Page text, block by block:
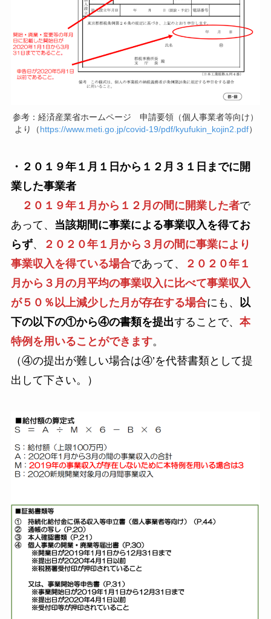
参考：経済産業省ホームページ 申請要領（個人事業者等向け）
より（https://www.meti.go.jp/covid-19/pdf/kyufukin_kojin2.pdf）
・２０１９年１月１日から１２月３１日までに開
業した事業者
２０１９年１月から１２月の間に開業した者で
あって、 当該期間に事業による事業収入を得てお
らず、
２０２０年１月から３月の間に事業により
事業収入を得ている場合であって、
２０２０年１
月から３月の月平均の事業収入に比べて事業収入
が５０％以上減少した月が存在する場合にも、 以
下の以下の①から④の書類を提出することで、 本
特例を用いることができます。
（④の提出が難しい場合は④’を代替書類として提
出して下さい。）